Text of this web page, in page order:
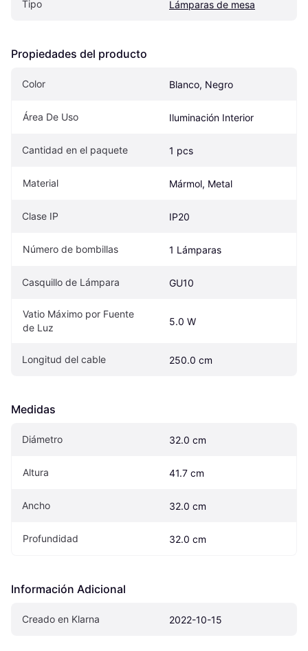
Tipo Lámparas de mesa
Propiedades del producto
Color Blanco, Negro
Área De Uso Iluminación Interior
Cantidad en el paquete 1 pcs
Material Mármol, Metal
Clase IP IP20
Número de bombillas 1 Lámparas
Casquillo de Lámpara GU10
Vatio Máximo por Fuente
de Luz
5.0 W
Longitud del cable 250.0 cm
Medidas
Diámetro 32.0 cm
Altura 41.7 cm
Ancho 32.0 cm
Profundidad 32.0 cm
Información Adicional
Creado en Klarna 2022-10-15